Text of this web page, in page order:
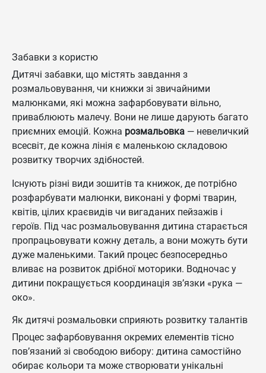
Забавки з користю
Дитячі забавки, що містять завдання з
розмальовування, чи книжки зі звичайними
малюнками, які можна зафарбовувати вільно,
приваблюють малечу. Вони не лише дарують багато
приємних емоцій. Кожна розмальовка — невеличкий
всесвіт, де кожна лінія є маленькою складовою
розвитку творчих здібностей.
Існують різні види зошитів та книжок, де потрібно
розфарбувати малюнки, виконані у формі тварин,
квітів, цілих краєвидів чи вигаданих пейзажів і
героїв. Під час розмальовування дитина старається
пропрацьовувати кожну деталь, а вони можуть бути
дуже маленькими. Такий процес безпосередньо
вливає на розвиток дрібної моторики. Водночас у
дитини покращується координація зв’язки «рука —
око».
Як дитячі розмальовки сприяють розвитку талантів
Процес зафарбовування окремих елементів тісно
пов’язаний зі свободою вибору: дитина самостійно
обирає кольори та може створювати унікальні